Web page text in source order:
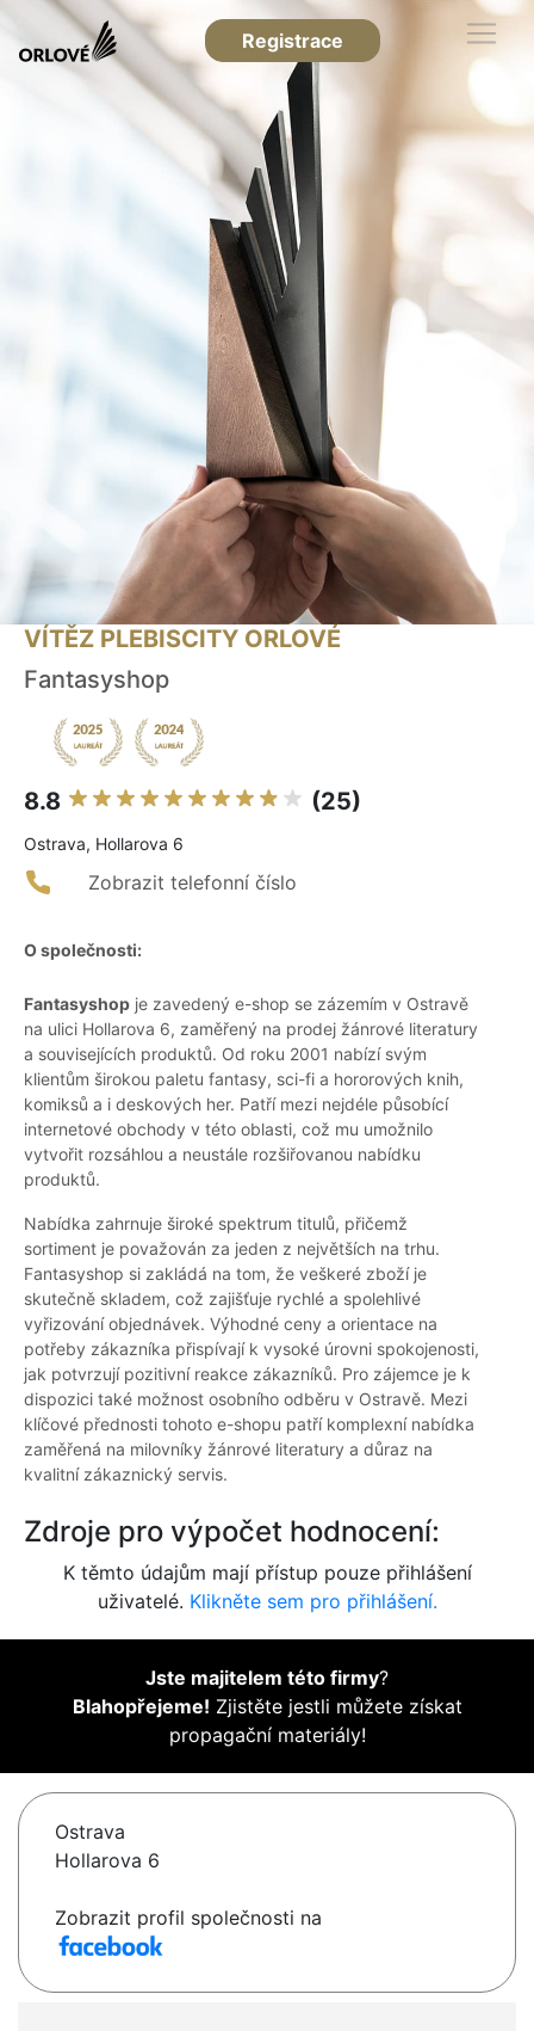
Registrace
VÍTĚZ PLEBISCITY ORLOVÉ
Fantasyshop
8.8 (25)
Ostrava, Hollarova 6
Zobrazit telefonní číslo
O společnosti:
Fantasyshop je zavedený e-shop se zázemím v Ostravě
na ulici Hollarova 6, zaměřený na prodej žánrové literatury
a souvisejících produktů. Od roku 2001 nabízí svým
klientům širokou paletu fantasy, sci-fi a hororových knih,
komiksů a i deskových her. Patří mezi nejdéle působící
internetové obchody v této oblasti, což mu umožnilo
vytvořit rozsáhlou a neustále rozšiřovanou nabídku
produktů.
Nabídka zahrnuje široké spektrum titulů, přičemž
sortiment je považován za jeden z největších na trhu.
Fantasyshop si zakládá na tom, že veškeré zboží je
skutečně skladem, což zajišťuje rychlé a spolehlivé
vyřizování objednávek. Výhodné ceny a orientace na
potřeby zákazníka přispívají k vysoké úrovni spokojenosti,
jak potvrzují pozitivní reakce zákazníků. Pro zájemce je k
dispozici také možnost osobního odběru v Ostravě. Mezi
klíčové přednosti tohoto e-shopu patří komplexní nabídka
zaměřená na milovníky žánrové literatury a důraz na
kvalitní zákaznický servis.
Zdroje pro výpočet hodnocení:
K těmto údajům mají přístup pouze přihlášení
uživatelé. Klikněte sem pro přihlášení.
Jste majitelem této firmy?
Blahopřejeme! Zjistěte jestli můžete získat
propagační materiály!
Ostrava
Hollarova 6
Zobrazit profil společnosti na